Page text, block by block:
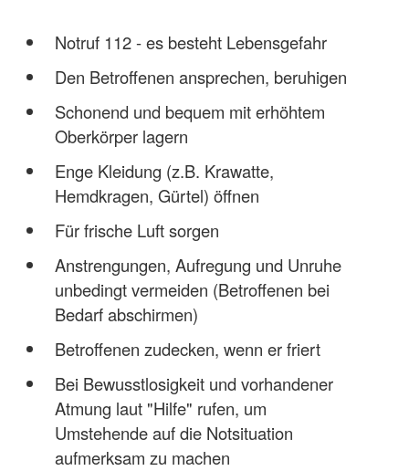
Notruf 112 - es besteht Lebensgefahr
Den Betroffenen ansprechen, beruhigen
Schonend und bequem mit erhöhtem
Oberkörper lagern
Enge Kleidung (z.B. Krawatte,
Hemdkragen, Gürtel) öffnen
Für frische Luft sorgen
Anstrengungen, Aufregung und Unruhe
unbedingt vermeiden (Betroffenen bei
Bedarf abschirmen)
Betroffenen zudecken, wenn er friert
Bei Bewusstlosigkeit und vorhandener
Atmung laut "Hilfe" rufen, um
Umstehende auf die Notsituation
aufmerksam zu machen